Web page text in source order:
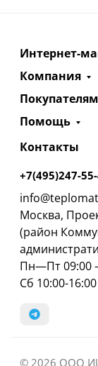
Интернет-
Компания
Покупателям
Помощь
Контакты
+7(495)247-
Москва,
(район
Пн—Пт 09:00
Сб 10:00-16:00
© 2026 ООО